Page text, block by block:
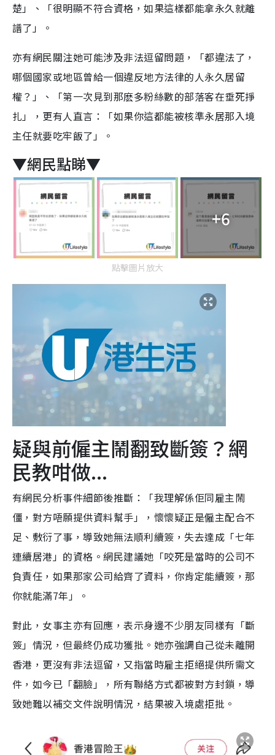
楚」、「很明顯不符合資格，如果這樣都能拿永久就離
譜了」。
亦有網民關注她可能涉及非法逗留問題，「都違法了，
哪個國家或地區曾給一個違反地方法律的人永久居留
權？」、「第一次見到那麽多粉絲數的部落客在垂死掙
扎」，更有人直言：「如果你這都能被核準永居那入境
主任就要吃牢飯了」。
▼網民點睇▼
+6
點擊圖片放大
疑與前僱主鬧翻致斷簽？網
民教咁做...
有網民分析事件細節後推斷：「我理解係佢同雇主鬧
僵，對方唔願提供資料幫手」，懷懷疑正是僱主配合不
足、敷衍了事，導致她無法順利續簽，失去達成「七年
連續居港」的資格。網民建議她「咬死是當時的公司不
負責任，如果那家公司給齊了資料，你肯定能續簽，那
你就能滿7年」。
對此，女事主亦有回應，表示身邊不少朋友同樣有「斷
簽」情況，但最終仍成功獲批。她亦強調自己從未離開
香港，更沒有非法逗留，又指當時雇主拒絕提供所需文
件，如今已「翻臉」，所有聯絡方式都被對方封鎖，導
致她難以補交文件說明情況，結果被入境處拒批。